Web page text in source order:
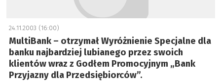
24.11.2003 (16:00)
MultiBank – otrzymał Wyróżnienie Specjalne dla
banku najbardziej lubianego przez swoich
klientów wraz z Godłem Promocyjnym „Bank
Przyjazny dla Przedsiębiorców”.